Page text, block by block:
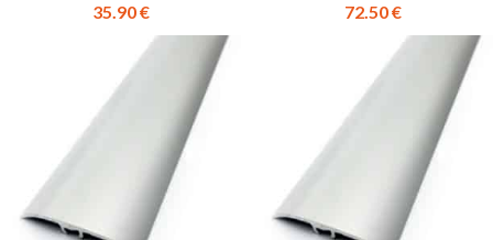
35.90€ 72.50€